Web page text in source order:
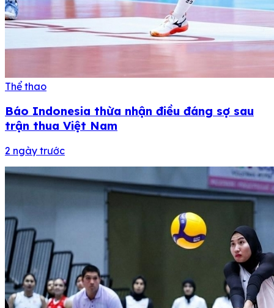
Thể thao
Báo Indonesia thừa nhận điều đáng sợ sau
trận thua Việt Nam
2 ngày trước